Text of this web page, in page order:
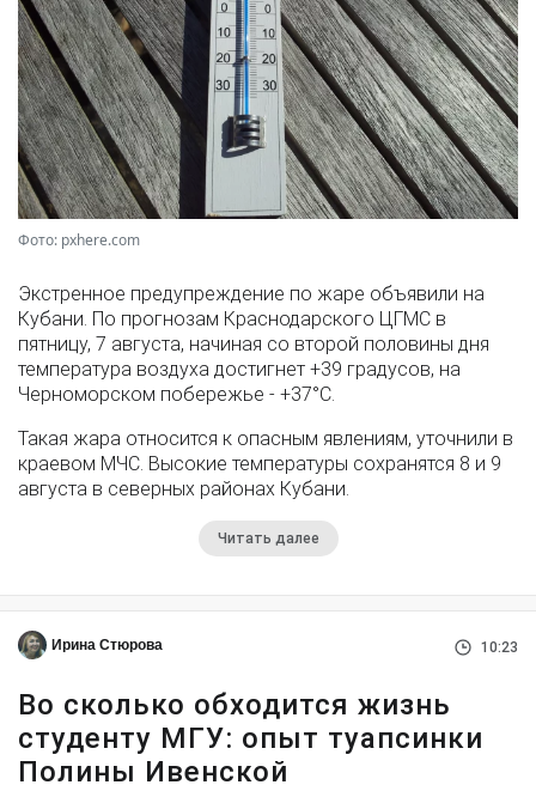
Фото: pxhere.com
Экстренное предупреждение по жаре объявили на
Кубани. По прогнозам Краснодарского ЦГМС в
пятницу, 7 августа, начиная со второй половины дня
температура воздуха достигнет +39 градусов, на
Черноморском побережье - +37°­С.
Такая жара относится к опасным явлениям, уточнили в
краевом МЧС. Высокие температуры сохранятся 8 и 9
августа в северных районах Кубани.
Читать далее
Ирина Стюрова 10:23
Во сколько обходится жизнь
студенту МГУ: опыт туапсинки
Полины Ивенской